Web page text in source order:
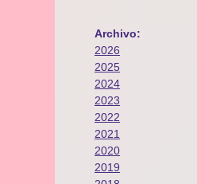
Archivo:
2026
2025
2024
2023
2022
2021
2020
2019